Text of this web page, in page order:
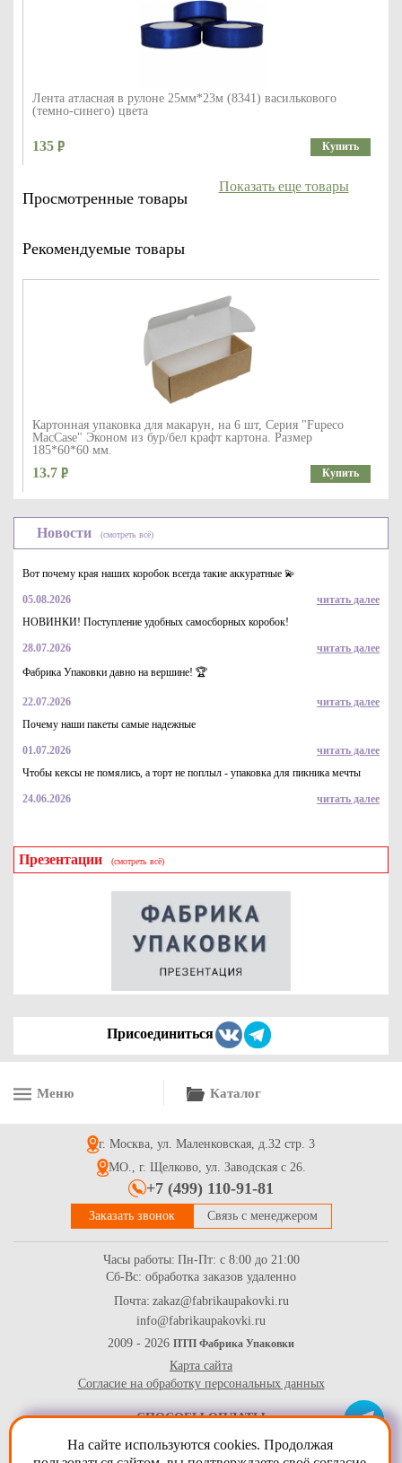
Лента атласная в рулоне 25мм*23м (8341) василькового
(темно-синего) цвета
135 Купить
Просмотренные товары
Рекомендуемые товары
Картонная упаковка для макарун, на 6 шт, Серия "Fupeco
MacCase" Эконом из бур/бел крафт картона. Размер
185*60*60 мм.
13.7 Купить
Подложки картонные ламинированные квадратные 22*22 см
под торт или пирог. Цвет "серебро", толщина 0.8-1 мм
8.9 Купить
Коробка для торта, пирога и подарка с прозрачным окном
400*300*120 "Fupeco WinCakeBox" из микрогофрокартона
Форма бумажная овальная коричневая для пирожных, р-р
Подложка для пирожных из крафт картона бур/бел. Размер
Показать еще товары
Новости (смотреть всё)
Вот почему края наших коробок всегда такие аккуратные 💫
05.08.2026
читать далее
НОВИНКИ! Поступление удобных самосборных коробок!
28.07.2026
читать далее
Фабрика Упаковки давно на вершине! 🏆
22.07.2026
читать далее
Почему наши пакеты самые надежные
01.07.2026
читать далее
Чтобы кексы не помялись, а торт не поплыл - упаковка для пикника мечты
24.06.2026 читать далее
Презентации (смотреть всё)
Присоединиться
Меню Каталог
г. Москва, ул. Маленковская, д.32 стр. 3
МО., г. Щелково, ул. Заводская с 26.
+7 (499) 110-91-81
Заказать звонок Связь с менеджером
Часы работы: Пн-Пт: с 8:00 до 21:00
Сб-Вс: обработка заказов удаленно
Почта: zakaz@fabrikaupakovki.ru
info@fabrikaupakovki.ru
2009 - 2026 ПТП Фабрика Упаковки
Карта сайта
Согласие на обработку персональных данных
СПОСОБЫ ОПЛАТЫ
На сайте используются cookies. Продолжая